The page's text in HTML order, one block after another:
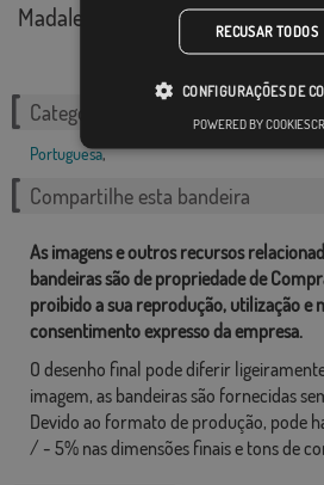
Madalena (Madalena)
Categorias relacionadas:
Portuguesa,
Compartilhe esta bandeira
As imagens e outros recursos
bandeiras são de propriedade de
proibido a sua reprodução, utilização e
consentimento expresso da empresa.
O desenho final pode diferir
imagem, as bandeiras são fornecidas
Devido ao formato de produção, pode
/ - 5% nas dimensões finais e tons de
RECUSAR TODOS
CONFIGURAÇÕES DE
POWERED BY